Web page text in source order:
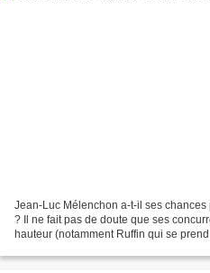
Jean-Luc Mélenchon a-t-il ses
? Il ne fait pas de doute que ses
hauteur (notamment Ruffin qui se